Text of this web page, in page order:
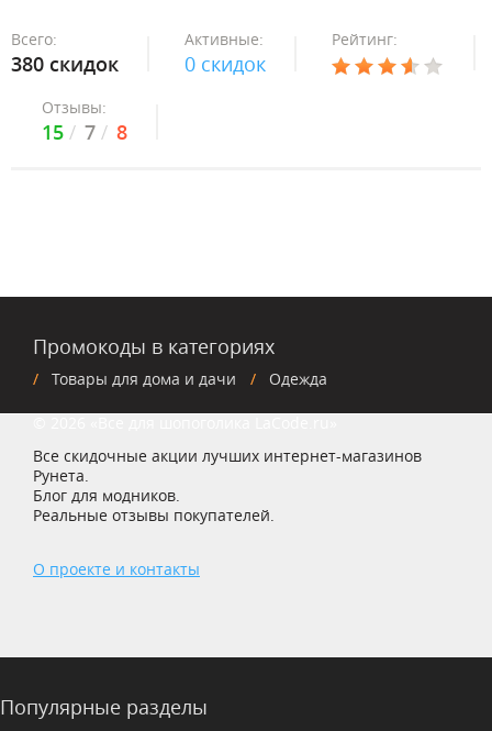
Всего:
380 скидок
Активные:
0 скидок
Рейтинг:
Отзывы:
15 7 8
Промокоды в категориях
Товары для дома и дачи Одежда
Все скидочные акции лучших интернет-магазинов
Рунета.
Блог для модников.
Реальные отзывы покупателей.
О проекте и контакты
Популярные разделы